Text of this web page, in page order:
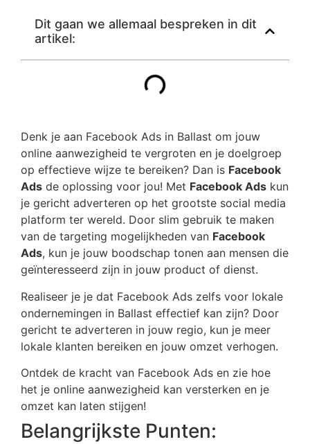
Dit gaan we allemaal bespreken in dit
artikel:
Denk je aan Facebook Ads in Ballast om jouw
online aanwezigheid te vergroten en je doelgroep
op effectieve wijze te bereiken? Dan is Facebook
Ads de oplossing voor jou! Met Facebook Ads kun
je gericht adverteren op het grootste social media
platform ter wereld. Door slim gebruik te maken
van de targeting mogelijkheden van Facebook
Ads, kun je jouw boodschap tonen aan mensen die
geïnteresseerd zijn in jouw product of dienst.
Realiseer je je dat Facebook Ads zelfs voor lokale
ondernemingen in Ballast effectief kan zijn? Door
gericht te adverteren in jouw regio, kun je meer
lokale klanten bereiken en jouw omzet verhogen.
Ontdek de kracht van Facebook Ads en zie hoe
het je online aanwezigheid kan versterken en je
omzet kan laten stijgen!
Belangrijkste Punten: